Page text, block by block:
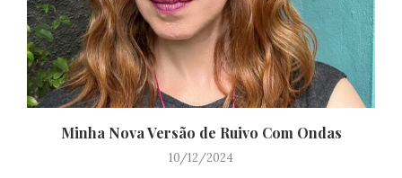
Minha Nova Versão de Ruivo Com Ondas
10/12/2024